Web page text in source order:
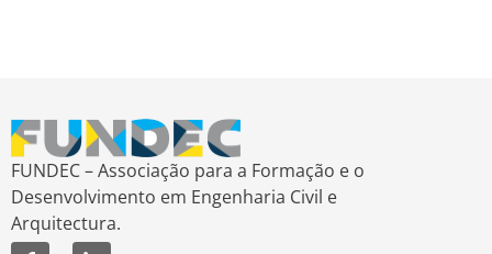
FUNDEC – Associação para a Formação e o
Desenvolvimento em Engenharia Civil e
Arquitectura.